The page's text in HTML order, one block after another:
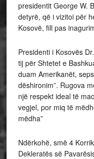
presidentit George W.
detyrë, që i vizitoi për
Kosovë, fill pas
Presidenti i Kosovës
tij për Shtetet e
duam Amerikanët,
dëshironim”. Rugova
një respekt ideal të
vegjel, por miq të
mëdha”
Ndërkohë, smë 4
Dekleratës së